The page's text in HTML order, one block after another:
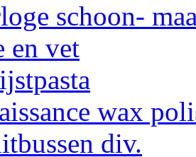
schoon-
en vet
wax
div.